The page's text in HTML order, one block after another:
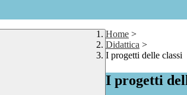
Home >
Didattica >
I progetti delle classi
I progetti